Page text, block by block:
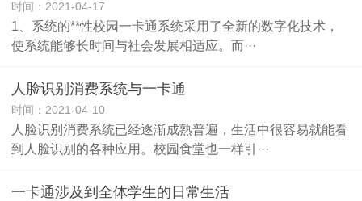
时间：2021-04-17
1、系统的**性校园一卡通系统采用了全新的数字化技术，
使系统能够长时间与社会发展相适应。而···
人脸识别消费系统与一卡通
时间：2021-04-10
人脸识别消费系统已经逐渐成熟普遍，生活中很容易就能看
到人脸识别的各种应用。校园食堂也一样引···
一卡通涉及到全体学生的日常生活